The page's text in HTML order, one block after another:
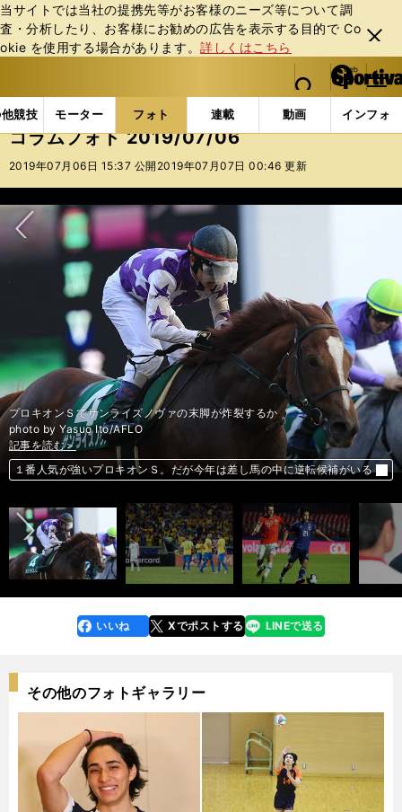
当サイトでは当社の提携先等がお客様のニーズ等について調
査・分析したり、お客様にお勧めの広告を表⽰する⽬的で Co
okie を使⽤する場合があります。詳しくはこちら
閉じ
る
web Sportiva (webスポルティーバ)
検索
マイペ
ー
ジ
メニュ
競技 モーター フォト 連載 動画 インフォ
b
ス
ポ
ル
ー
バ
フォトギャラリー コラムフォト コラムフォト
コラムフォト 2019/07/06
2019年07月06日 15:37 公開 2019年07月07日 00:46 更新
プロキオンＳでサンライズノヴァの末脚が炸裂するか
photo by Yasuo Ito/AFLO
記事を読む＞
１番人気が強いプロキオンＳ。だが今年は差し馬の中に逆転候補がいる
記事を読む＞
VARだけじゃない。コパ・アメリカを騒がす予言。占い師まで登場
記事を読む＞
「久保建英の非凡さが見えた」スペイン人指導者が森保Ｊを個別評価
記事を読む＞
甲子園劇的ミラクル弾の男が監督に。佐賀北スタイルで再び奇跡に挑む
前へ
faceboo
k
いいね Xでポストする
line LINEで送る
その他のフォトギャラリー